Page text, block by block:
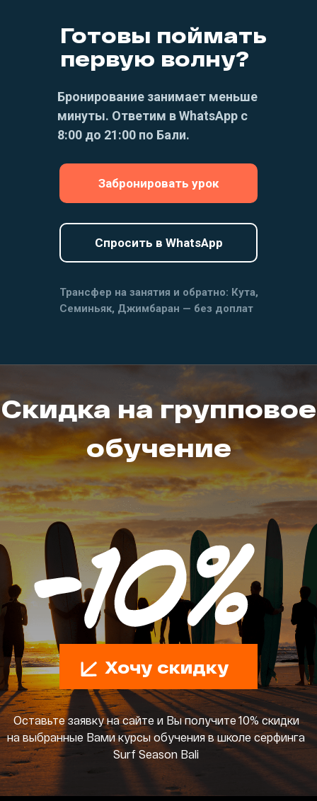
Бронирование занимает меньше
минуты. Ответим в WhatsApp с
8:00 до 21:00 по Бали.
Готовы поймать
первую волну?
Спросить в WhatsApp
Забронировать урок
Трансфер на занятия и обратно: Кута,
Семиньяк, Джимбаран — без доплат
Хочу скидку
Скидка на групповое
обучение
Оставьте заявку на сайте и Вы получите 10% скидки
на выбранные Вами курсы обучения в школе серфинга
Surf Season Bali